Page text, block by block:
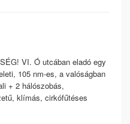
VI. Ó utcában eladó egy
105 nm-es, a valóságban
+ 2 hálószobás,
klímás, cirkófűtéses